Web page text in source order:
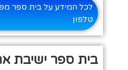
לכל המידע על בית ספר
טלפון
בית ספר ישיבת